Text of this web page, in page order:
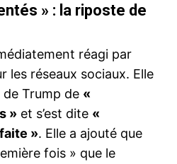
» : la riposte de
réagi par
les réseaux sociaux. Elle
Trump de «
» et s’est dite «
». Elle a ajouté que
fois » que le